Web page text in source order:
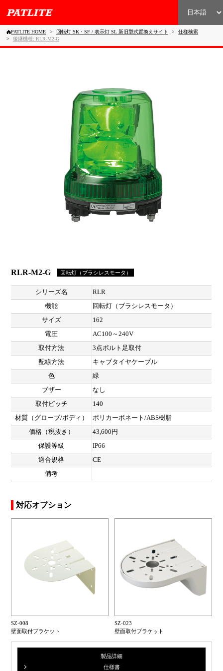
PATLITE HOME 回転灯 SK・SF / 表示灯 SL 新旧型式置換えサイト
仕様検索
後継機種: RLR-M2-G
RLR-M2-G 回転灯（ブラシレスモータ）
シリーズ名
RLR
機能
回転灯（ブラシレスモータ）
サイズ
162
電圧
AC100～240V
取付方法
3点ボルト足取付
配線方法
キャブタイヤケーブル
色
緑
ブザー
なし
取付ピッチ
140
材質（グローブ/ボディ）
ポリカーボネート/ABS樹脂
価格（税抜き）
43,600円
保護等級
IP66
適合規格
CE
備考
対応オプション
SZ-008
壁面取付ブラケット
SZ-023
壁面取付ブラケット
製品詳細
仕様書